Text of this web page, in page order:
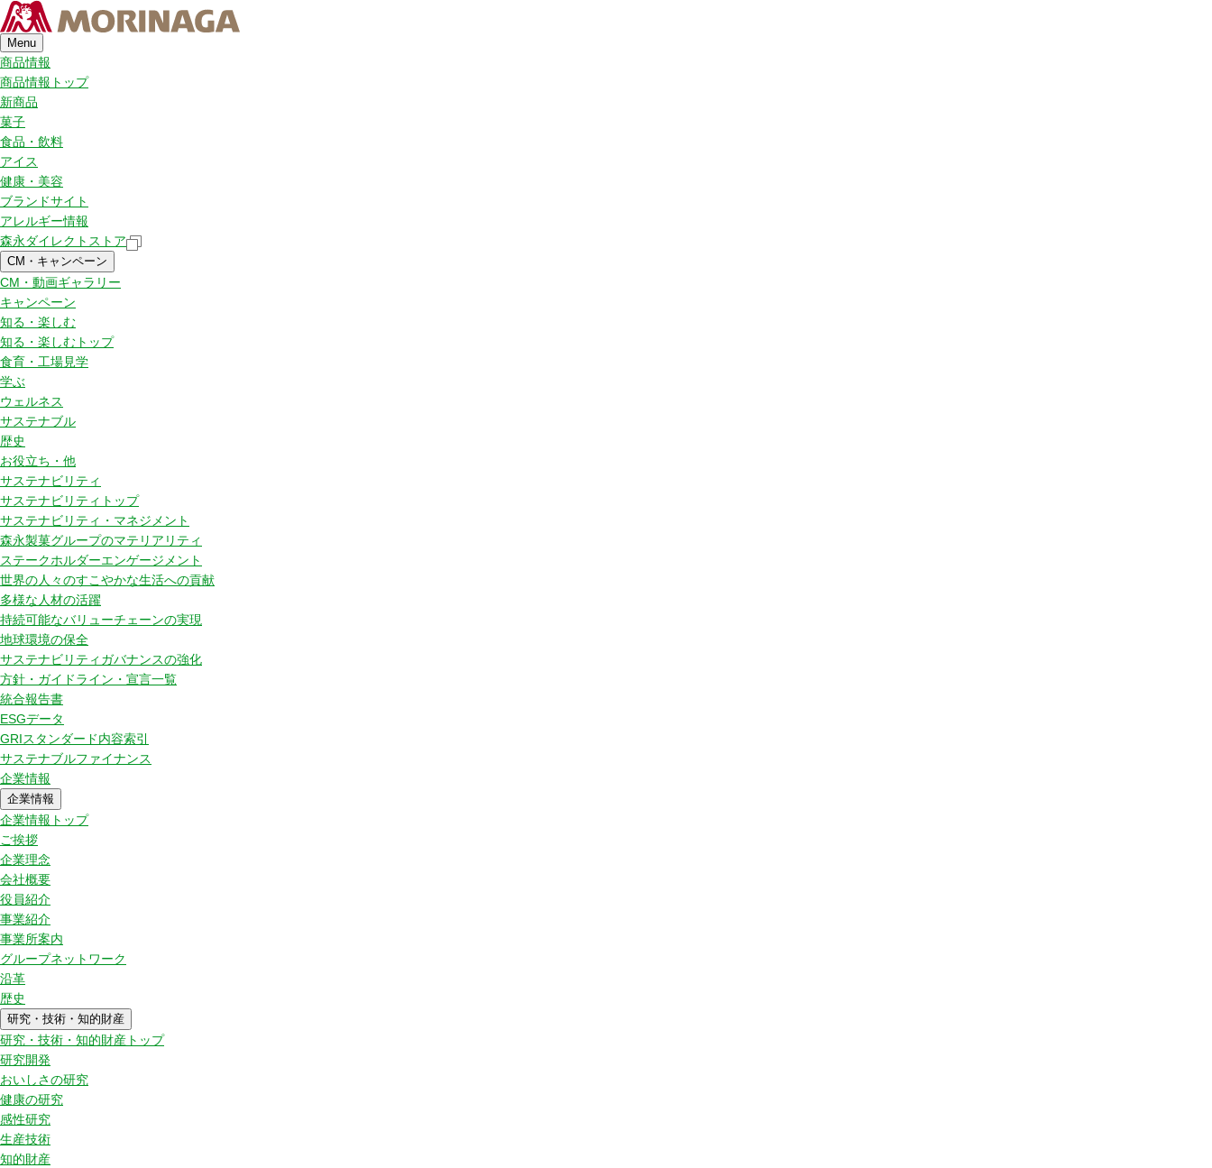
Menu
商品情報
商品情報トップ
新商品
菓子
食品・飲料
アイス
健康・美容
ブランドサイト
アレルギー情報
森永ダイレクトストア
CM・キャンペーン
CM・動画ギャラリー
キャンペーン
知る・楽しむ
知る・楽しむトップ
食育・工場見学
学ぶ
ウェルネス
サステナブル
歴史
お役立ち・他
サステナビリティ
サステナビリティトップ
サステナビリティ・マネジメント
森永製菓グループのマテリアリティ
ステークホルダーエンゲージメント
世界の人々のすこやかな生活への貢献
多様な人材の活躍
持続可能なバリューチェーンの実現
地球環境の保全
サステナビリティガバナンスの強化
方針・ガイドライン・宣言一覧
統合報告書
ESGデータ
GRIスタンダード内容索引
サステナブルファイナンス
企業情報
企業情報
企業情報トップ
ご挨拶
企業理念
会社概要
役員紹介
事業紹介
事業所案内
グループネットワーク
沿革
歴史
研究・技術・知的財産
研究・技術・知的財産トップ
研究開発
おいしさの研究
健康の研究
感性研究
生産技術
知的財産